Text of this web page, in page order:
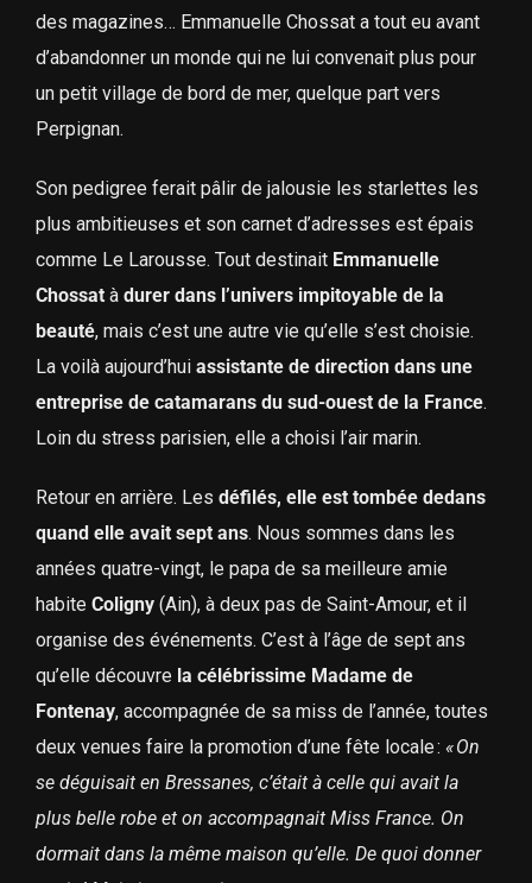
des magazines… Emmanuelle Chossat a tout eu avant
d’abandonner un monde qui ne lui convenait plus pour
un petit village de bord de mer, quelque part vers
Perpignan.
Son pedigree ferait pâlir de jalousie les starlettes les
plus ambitieuses et son carnet d’adresses est épais
comme Le Larousse. Tout destinait Emmanuelle
Chossatà durer dans l’univers impitoyable de la
beauté, mais c’est une autre vie qu’elle s’est choisie.
La voilà aujourd’hui assistante de direction dans une
entreprise de catamarans du sud-ouest de la France.
Loin du stress parisien, elle a choisi l’air marin.
Retour en arrière. Les défilés, elle est tombée dedans
quand elle avait sept ans. Nous sommes dans les
années quatre-vingt, le papa de sa meilleure amie
habiteColigny(Ain), à deux pas de Saint-Amour, et il
organise des événements. C’est à l’âge de sept ans
qu’elle découvre la célébrissime Madame de
Fontenay, accompagnée de sa miss de l’année, toutes
deux venues faire la promotion d’une fête locale : « On
se déguisait en Bressanes, c’était à celle qui avait la
plus belle robe et on accompagnait Miss France. On
dormait dans la même maison qu’elle. De quoi donner